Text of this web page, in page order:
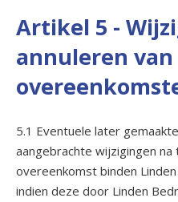
Artikel 5 -
annuleren van
5.1 Eventuele later
aangebrachte wijzigingen
overeenkomst binden
indien deze door Linden